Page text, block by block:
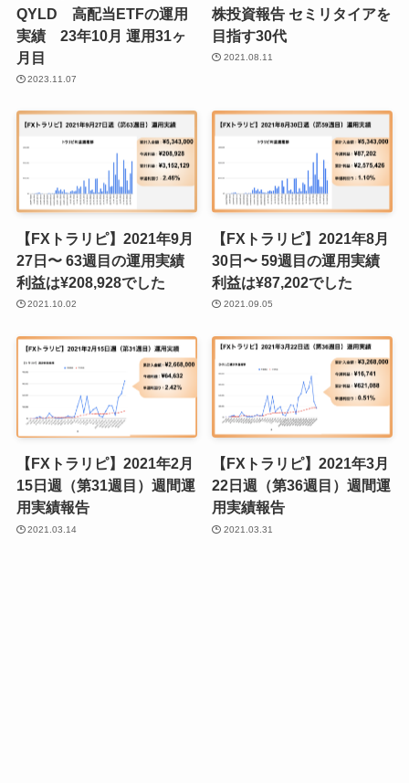
QYLD 高配当ETFの運用
実績 23年10月 運用31ヶ
月目
2023.11.07
株投資報告 セミリタイアを
目指す30代
2021.08.11
【FXトラリピ】2021年9月
27日〜 63週目の運用実績
利益は¥208,928でした
2021.10.02
【FXトラリピ】2021年8月
30日〜 59週目の運用実績
利益は¥87,202でした
2021.09.05
【FXトラリピ】2021年2月
15日週（第31週目）週間運
用実績報告
2021.03.14
【FXトラリピ】2021年3月
22日週（第36週目）週間運
用実績報告
2021.03.31